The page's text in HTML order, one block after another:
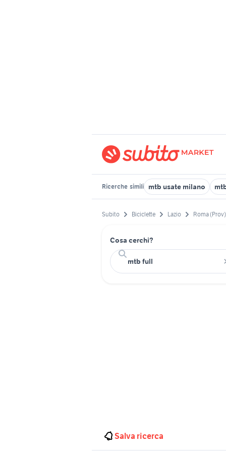
Ricerche simili mtb usate milano
Subito Biciclette Lazio Roma (Prov)
Cosa cerchi?
Salva ricerca